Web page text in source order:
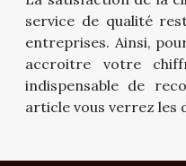
service de qualité
entreprises. Ainsi,
accroitre votre
indispensable de
article vous verrez les